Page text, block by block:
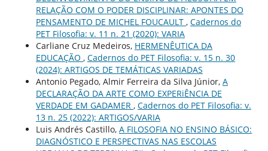
RELAÇÃO COM O PODER DISCIPLINAR: APONTES DO
PENSAMENTO DE MICHEL FOUCAULT , Cadernos do
PET Filosofia: v. 11 n. 21 (2020): VARIA
Carliane Cruz Medeiros, HERMENÊUTICA DA
EDUCAÇÃO , Cadernos do PET Filosofia: v. 15 n. 30
(2024): ARTIGOS DE TEMÁTICAS VARIADAS
Antonio Pegado, Almir Ferreira da Silva Júnior, A
DECLARAÇÃO DA ARTE COMO EXPERiÊNCIA DE
VERDADE EM GADAMER , Cadernos do PET Filosofia: v.
13 n. 25 (2022): ARTIGOS/VARIA
Luis Andrés Castillo, A FILOSOFIA NO ENSINO BÁSICO:
DIAGNÓSTICO E PERSPECTIVAS NAS ESCOLAS